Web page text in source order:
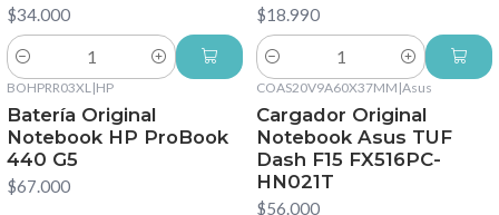
$34.000
Cantidad
$18.990
Cantidad
BOHPRR03XL |HP
Batería Original
Notebook HP ProBook
440 G5
$67.000
COAS20V9A60X37MM |Asus
Cargador Original
Notebook Asus TUF
Dash F15 FX516PC-
HN021T
$56.000